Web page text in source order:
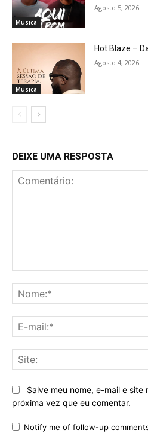
Musica
Agosto 5, 2026
Musica
Hot Blaze –
Agosto 4, 2026
DEIXE UMA RESPOSTA
Salve meu nome, e-mail e
próxima vez que eu comentar.
Notify me of follow-up